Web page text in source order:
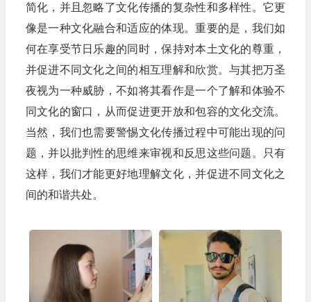
简化，并且忽略了文化传播的复杂性和多样性。它更
像是一种文化融合和适应的体现。重要的是，我们如
何在享受节日乐趣的同时，保持对本土文化的尊重，
并促进不同文化之间的相互理解和欣赏。与其把万圣
夜视为一种威胁，不如将其看作是一个了解和体验不
同文化的窗口，从而促进更开放和包容的文化交流。
当然，我们也需要警惕文化传播过程中可能出现的问
题，并以批判性的思维来审视和反思这些问题。只有
这样，我们才能更好地理解文化，并促进不同文化之
间的和谐共处。